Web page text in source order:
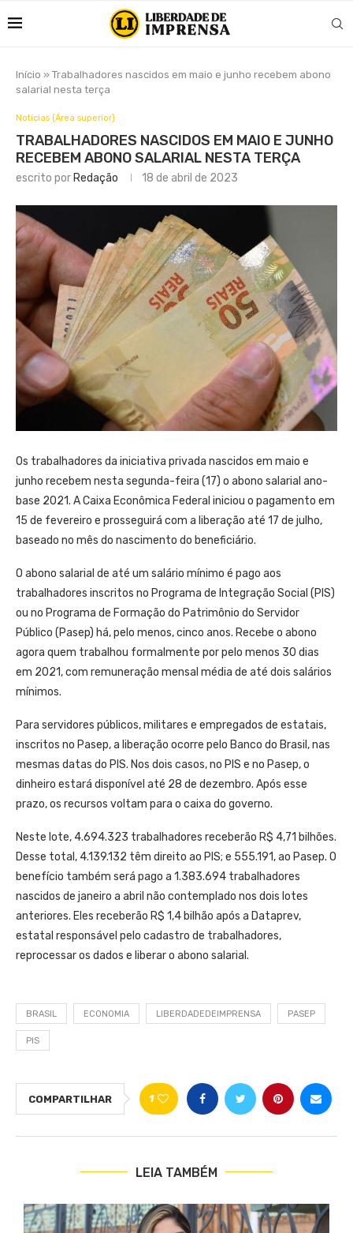
Início » Trabalhadores nascidos em maio e junho recebem abono
salarial nesta terça
Notícias (Área superior)
TRABALHADORES NASCIDOS EM MAIO E JUNHO
RECEBEM ABONO SALARIAL NESTA TERÇA
escrito por Redação 18 de abril de 2023
Os trabalhadores da iniciativa privada nascidos em maio e
junho recebem nesta segunda-feira (17) o abono salarial ano-
base 2021. A Caixa Econômica Federal iniciou o pagamento em
15 de fevereiro e prosseguirá com a liberação até 17 de julho,
baseado no mês do nascimento do beneficiário.
O abono salarial de até um salário mínimo é pago aos
trabalhadores inscritos no Programa de Integração Social (PIS)
ou no Programa de Formação do Patrimônio do Servidor
Público (Pasep) há, pelo menos, cinco anos. Recebe o abono
agora quem trabalhou formalmente por pelo menos 30 dias
em 2021, com remuneração mensal média de até dois salários
mínimos.
Para servidores públicos, militares e empregados de estatais,
inscritos no Pasep, a liberação ocorre pelo Banco do Brasil, nas
mesmas datas do PIS. Nos dois casos, no PIS e no Pasep, o
dinheiro estará disponível até 28 de dezembro. Após esse
prazo, os recursos voltam para o caixa do governo.
Neste lote, 4.694.323 trabalhadores receberão R$ 4,71 bilhões.
Desse total, 4.139.132 têm direito ao PIS; e 555.191, ao Pasep. O
benefício também será pago a 1.383.694 trabalhadores
nascidos de janeiro a abril não contemplado nos dois lotes
anteriores. Eles receberão R$ 1,4 bilhão após a Dataprev,
estatal responsável pelo cadastro de trabalhadores,
reprocessar os dados e liberar o abono salarial.
BRASIL ECONOMIA LIBERDADEDEIMPRENSA PASEP
PIS
COMPARTILHAR 1
LEIA TAMBÉM